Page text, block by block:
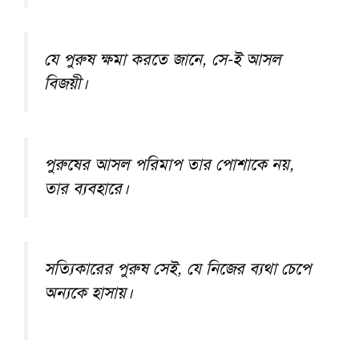
যে পুরুষ ক্ষমা করতে জানে, সে-ই আসল
বিজয়ী।
পুরুষের আসল পরিমাপ তার পোশাকে নয়,
তার ব্যবহারে।
সত্যিকারের পুরুষ সেই, যে নিজের ব্যথা চেপে
অন্যকে হাসায়।